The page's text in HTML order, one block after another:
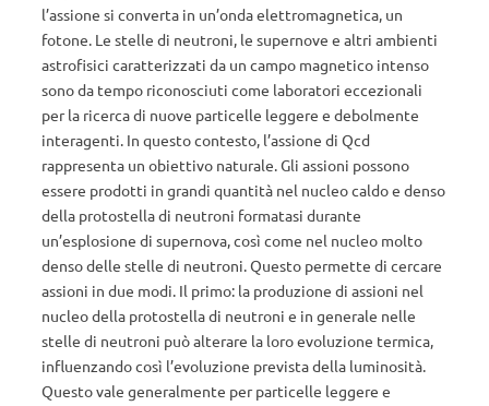
l’assione si converta in un’onda elettromagnetica, un
fotone. Le stelle di neutroni, le supernove e altri ambienti
astrofisici caratterizzati da un campo magnetico intenso
sono da tempo riconosciuti come laboratori eccezionali
per la ricerca di nuove particelle leggere e debolmente
interagenti. In questo contesto, l’assione di Qcd
rappresenta un obiettivo naturale. Gli assioni possono
essere prodotti in grandi quantità nel nucleo caldo e denso
della protostella di neutroni formatasi durante
un’esplosione di supernova, così come nel nucleo molto
denso delle stelle di neutroni. Questo permette di cercare
assioni in due modi. Il primo: la produzione di assioni nel
nucleo della protostella di neutroni e in generale nelle
stelle di neutroni può alterare la loro evoluzione termica,
influenzando così l’evoluzione prevista della luminosità.
Questo vale generalmente per particelle leggere e